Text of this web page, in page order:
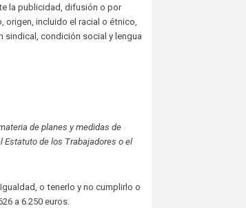
la publicidad, difusión o por
origen, incluido el racial o étnico,
sindical, condición social y lengua
de planes y medidas de
Estatuto de los Trabajadores o el
o tenerlo y no cumplirlo o
a 6.250 euros.